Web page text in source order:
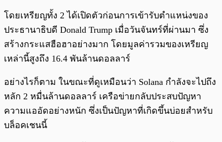
โดยเหรียญทั้ง 2 ได้เปิดตัวก่อนการเข้ารับตำแหน่งของ
ประธานาธิบดี Donald Trump เมื่อวันจันทร์ที่ผ่านมา ซึ่ง
สร้างกระแสฮือฮาอย่างมาก โดยมูลค่ารวมของเหรียญ
เหล่านี้สูงถึง 16.4 พันล้านดอลลาร์
อย่างไรก็ตาม ในขณะที่ดูเหมือนว่า Solana กำลังจะไปถึง
หลัก 2 หมื่นล้านดอลลาร์ เครือข่ายกลับประสบปัญหา
ความแออัดอย่างหนัก ซึ่งเป็นปัญหาที่เกิดขึ้นบ่อยสำหรับ
บล็อคเชนนี้